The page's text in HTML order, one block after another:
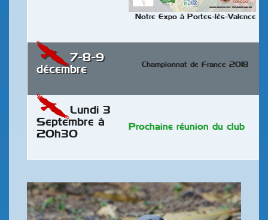
Notre Expo à Portes-lès-Valence
7-8-9
décembre
Championnat de France 2018
Lundi 3
Septembre à
20h30
Prochaine réunion du club